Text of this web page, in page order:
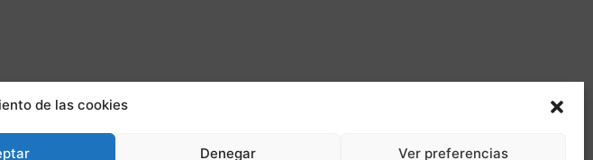
de las cookies
Denegar Ver preferencias